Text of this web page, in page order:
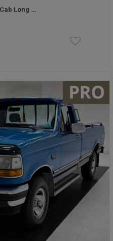
Long …